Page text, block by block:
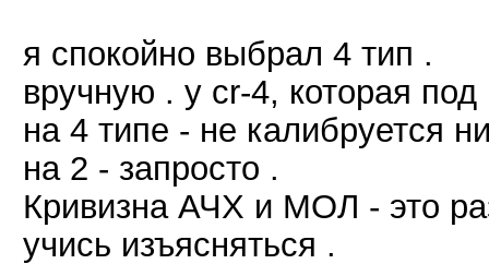
я спокойно выбрал 4 тип .
вручную . у cr-4, которая под
на 4 типе - не калибруется
на 2 - запросто .
Кривизна АЧХ и МОЛ - это
учись изъясняться .